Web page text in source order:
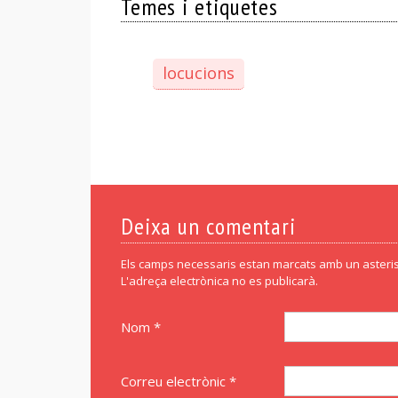
Temes i etiquetes
locucions
Deixa un comentari
Els camps necessaris estan marcats amb un
L'adreça electrònica no es publicarà.
Nom *
Correu electrònic *